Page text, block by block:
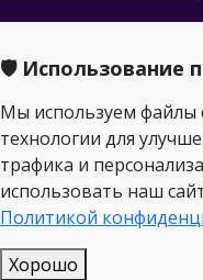
🛡️ Использование
Мы используем файлы
технологии для
трафика и
использовать наш
Политикой
Хорошо